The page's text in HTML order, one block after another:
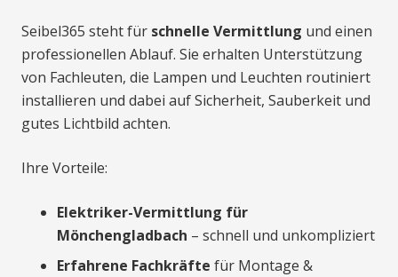
Seibel365 steht für schnelle Vermittlung und einen
professionellen Ablauf. Sie erhalten Unterstützung
von Fachleuten, die Lampen und Leuchten routiniert
installieren und dabei auf Sicherheit, Sauberkeit und
gutes Lichtbild achten.
Ihre Vorteile:
Elektriker-Vermittlung für
Mönchengladbach – schnell und unkompliziert
Erfahrene Fachkräfte für Montage &